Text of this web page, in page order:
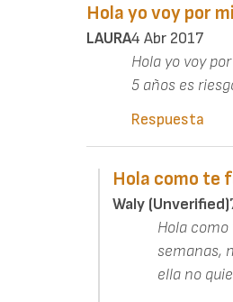
Hola yo voy por
LAURA4 Abr 2017
Hola yo voy
5 años es
Respuesta
Hola como te
Waly (unverified)
Hola
semanas,
ella no